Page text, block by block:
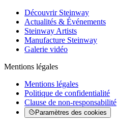
Découvrir Steinway
Actualités & Événements
Steinway Artists
Manufacture Steinway
Galerie vidéo
Mentions légales
Mentions légales
Politique de confidentialité
Clause de non-responsabilité
Paramètres des cookies